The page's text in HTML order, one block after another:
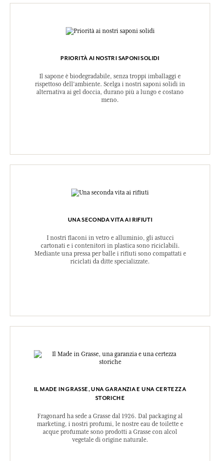
PRIORITÀ AI NOSTRI SAPONI SOLIDI
Il sapone è biodegradabile, senza troppi imballaggi e
rispettoso dell'ambiente. Scelga i nostri saponi solidi in
alternativa ai gel doccia, durano più a lungo e costano
meno.
UNA SECONDA VITA AI RIFIUTI
I nostri flaconi in vetro e alluminio, gli astucci
cartonati e i contenitori in plastica sono riciclabili.
Mediante una pressa per balle i rifiuti sono compattati e
riciclati da ditte specializzate.
IL MADE IN GRASSE, UNA GARANZIA E UNA CERTEZZA
STORICHE
Fragonard ha sede a Grasse dal 1926. Dal packaging al
marketing, i nostri profumi, le nostre eau de toilette e
acque profumate sono prodotti a Grasse con alcol
vegetale di origine naturale.